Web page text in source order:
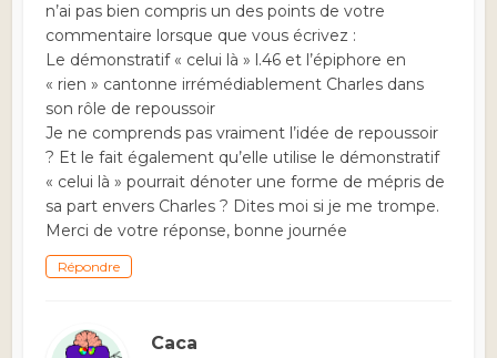
n’ai pas bien compris un des points de votre
commentaire lorsque que vous écrivez :
Le démonstratif « celui là » l.46 et l’épiphore en
« rien » cantonne irrémédiablement Charles dans
son rôle de repoussoir
Je ne comprends pas vraiment l’idée de repoussoir
? Et le fait également qu’elle utilise le démonstratif
« celui là » pourrait dénoter une forme de mépris de
sa part envers Charles ? Dites moi si je me trompe.
Merci de votre réponse, bonne journée
Répondre
Caca